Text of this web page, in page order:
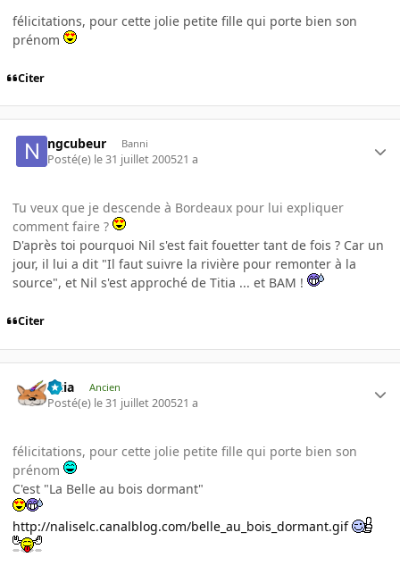
félicitations, pour cette jolie petite fille qui porte bien son
prénom
Citer
ngcubeur Banni
Posté(e) le 31 juillet 200521 a
Tu veux que je descende à Bordeaux pour lui expliquer
comment faire ?
D'après toi pourquoi Nil s'est fait fouetter tant de fois ? Car un
jour, il lui a dit "Il faut suivre la rivière pour remonter à la
source", et Nil s'est approché de Titia ... et BAM !
Citer
Titia Ancien
Posté(e) le 31 juillet 200521 a
félicitations, pour cette jolie petite fille qui porte bien son
prénom
C'est "La Belle au bois dormant"
http://naliselc.canalblog.com/belle_au_bois_dormant.gif